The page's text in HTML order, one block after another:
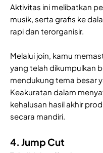
Aktivitas ini melibatkan
musik, serta grafis ke
rapi dan terorganisir.
Melalui join, kamu
yang telah dikumpulkan
mendukung tema besar
Keakuratan dalam
kehalusan hasil akhir
secara mandiri.
4. Jump Cut